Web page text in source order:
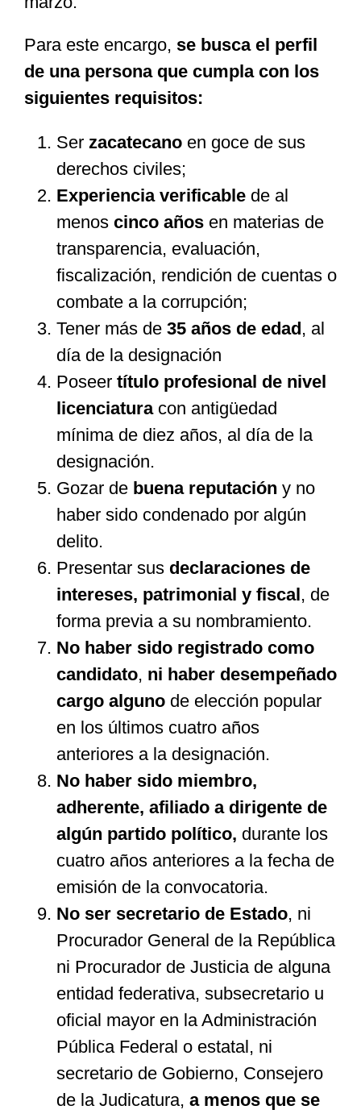
Para este encargo, se busca el perfil
de una persona que cumpla con los
siguientes requisitos:
Ser zacatecano en goce de sus
derechos civiles;
Experiencia verificable de al
menos cinco años en materias de
transparencia, evaluación,
fiscalización, rendición de cuentas o
combate a la corrupción;
Tener más de 35 años de edad, al
día de la designación
Poseer título profesional de nivel
licenciaturacon antigüedad
mínima de diez años, al día de la
designación.
Gozar de buena reputación y no
haber sido condenado por algún
delito.
Presentar sus declaraciones de
intereses, patrimonial y fiscal, de
forma previa a su nombramiento.
No haber sido registrado como
candidato, ni haber desempeñado
cargo alguno de elección popular
en los últimos cuatro años
anteriores a la designación.
No haber sido miembro,
adherente, afiliado a dirigente de
algún partido político, durante los
cuatro años anteriores a la fecha de
emisión de la convocatoria.
No ser secretario de Estado, ni
Procurador General de la República
ni Procurador de Justicia de alguna
entidad federativa, subsecretario u
oficial mayor en la Administración
Pública Federal o estatal, ni
secretario de Gobierno, Consejero
de la Judicatura, a menos que se